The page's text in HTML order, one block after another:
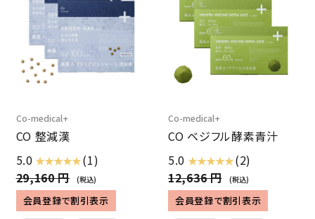
Co-medical+
CO 整減漢
5.0 ★ ★ ★ ★ ★(1)
29,160 円
(税込)
会員登録で割引表示
Co-medical+
CO ベジフル酵素青汁
5.0 ★ ★ ★ ★ ★(2)
12,636 円
(税込)
会員登録で割引表示